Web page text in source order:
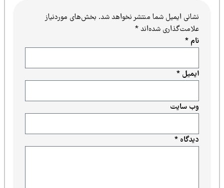
نشانی ایمیل شما منتشر نخواهد شد.بخش‌های موردنیاز
علامت‌گذاری شده‌اند*
دیدگاه*
ایمیل*
وب‌ سایت